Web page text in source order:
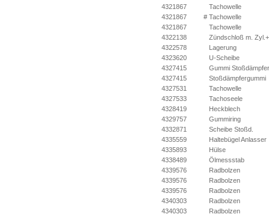
4321867
Tachowelle
4321867
# Tachowelle
4321867
Tachowelle
4322138
Zündschloß m.
4322578
Lagerung
4323620
U-Scheibe
4327415
Gummi Stoßdämpfer
4327415
Stoßdämpfergummi
4327531
Tachowelle
4327533
Tachoseele
4328419
Heckblech
4329757
Gummiring
4332871
Scheibe Stoßd.
4335559
Haltebügel Anlasser
4335893
Hülse
4338489
Ölmessstab
4339576
Radbolzen
4339576
Radbolzen
4339576
Radbolzen
4340303
Radbolzen
4340303
Radbolzen